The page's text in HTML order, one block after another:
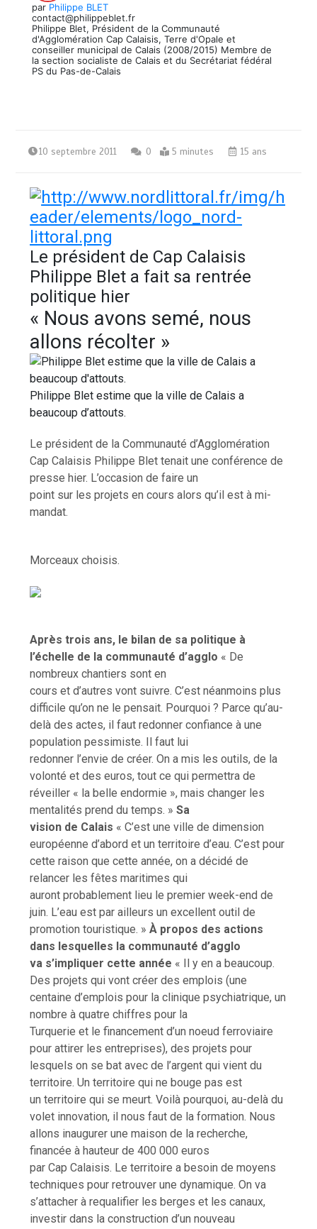
par Philippe BLET
contact@philippeblet.fr
Philippe Blet, Président de la Communauté
d'Agglomération Cap Calaisis, Terre d'Opale et
conseiller municipal de Calais (2008/2015) Membre de
la section socialiste de Calais et du Secrétariat fédéral
PS du Pas-de-Calais
10 septembre 2011 0 5 minutes 15 ans
Le président de Cap Calaisis
Philippe Blet a fait sa rentrée
politique hier
« Nous avons semé, nous
allons récolter »
Philippe Blet estime que la ville de Calais a
beaucoup d’attouts.
Le président de la Communauté d’Agglomération
Cap Calaisis Philippe Blet tenait une conférence de
presse hier. L’occasion de faire un
point sur les projets en cours alors qu’il est à mi-
mandat.
Morceaux choisis.
Après trois ans, le bilan de sa politique à
l’échelle de la communauté d’agglo « De
nombreux chantiers sont en
cours et d’autres vont suivre. C’est néanmoins plus
difficile qu’on ne le pensait. Pourquoi ? Parce qu’au-
delà des actes, il faut redonner confiance à une
population pessimiste. Il faut lui
redonner l’envie de créer. On a mis les outils, de la
volonté et des euros, tout ce qui permettra de
réveiller « la belle endormie », mais changer les
mentalités prend du temps. »Sa
vision de Calais « C’est une ville de dimension
européenne d’abord et un territoire d’eau. C’est pour
cette raison que cette année, on a décidé de
relancer les fêtes maritimes qui
auront probablement lieu le premier week-end de
juin. L’eau est par ailleurs un excellent outil de
promotion touristique. »À propos des actions
dans lesquelles la communauté d’agglo
va s’impliquer cette année « Il y en a beaucoup.
Des projets qui vont créer des emplois (une
centaine d’emplois pour la clinique psychiatrique, un
nombre à quatre chiffres pour la
Turquerie et le financement d’un noeud ferroviaire
pour attirer les entreprises), des projets pour
lesquels on se bat avec de l’argent qui vient du
territoire. Un territoire qui ne bouge pas est
un territoire qui se meurt. Voilà pourquoi, au-delà du
volet innovation, il nous faut de la formation. Nous
allons inaugurer une maison de la recherche,
financée à hauteur de 400 000 euros
par Cap Calaisis. Le territoire a besoin de moyens
techniques pour retrouver une dynamique. On va
s’attacher à requalifier les berges et les canaux,
investir dans la construction d’un nouveau